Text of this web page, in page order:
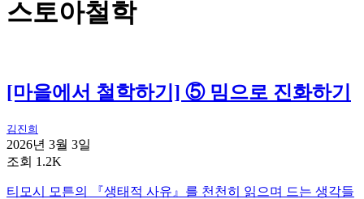
스토아철학
[마을에서 철학하기] ⑤ 밈으로 진화하기
김진희
2026년 3월 3일
조회 1.2K
티모시 모튼의 『생태적 사유』를 천천히 읽으며 드는 생각들